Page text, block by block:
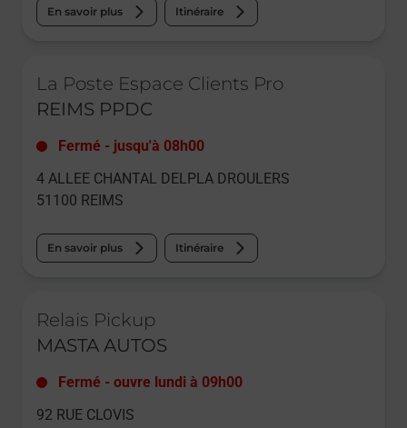
En savoir plus Itinéraire
La Poste Espace Clients Pro
REIMS PPDC
Fermé - jusqu'à 08h00
4 ALLEE CHANTAL DELPLA DROULERS
51100 REIMS
En savoir plus Itinéraire
Relais Pickup
MASTA AUTOS
Fermé - ouvre lundi à 09h00
92 RUE CLOVIS